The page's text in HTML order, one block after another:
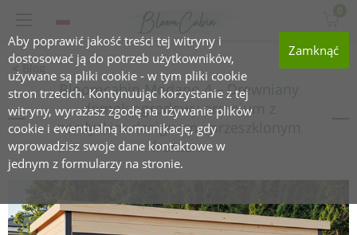
Aby poprawić jakość treści tej witryny i
dostosować ją do potrzeb użytkowników,
używane są pliki cookie - w tym pliki cookie
stron trzecich. Kontynuując korzystanie z tej
witryny, wyrażasz zgodę na używanie plików
cookie i ewentualną komunikację, gdy
wprowadzisz swoje dane kontaktowe w
jednym z formularzy na stronie.
Zamknąć
0
Blog
Bloomcabin Modano 4 – Drewniany
domek ogrodowy premium z
nordyckim designem i przeszklonym
frontem